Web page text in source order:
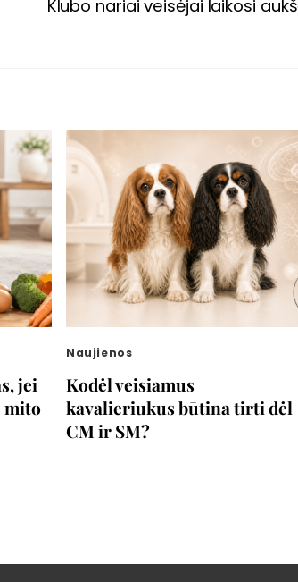
Klubo nariai veisėjai laikosi
jei
mito
Naujienos
Kodėl veisiamus
kavalieriukus būtina tirti dėl
CM ir SM?